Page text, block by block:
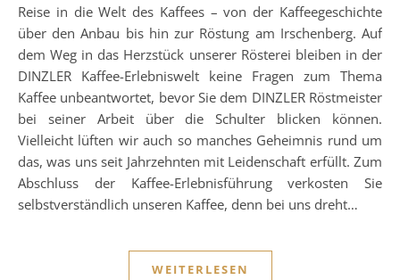
Reise in die Welt des Kaffees – von der Kaffeegeschichte
über den Anbau bis hin zur Röstung am Irschenberg. Auf
dem Weg in das Herzstück unserer Rösterei bleiben in der
DINZLER Kaffee-Erlebniswelt keine Fragen zum Thema
Kaffee unbeantwortet, bevor Sie dem DINZLER Röstmeister
bei seiner Arbeit über die Schulter blicken können.
Vielleicht lüften wir auch so manches Geheimnis rund um
das, was uns seit Jahrzehnten mit Leidenschaft erfüllt. Zum
Abschluss der Kaffee-Erlebnisführung verkosten Sie
selbstverständlich unseren Kaffee, denn bei uns dreht…
WEITERLESEN